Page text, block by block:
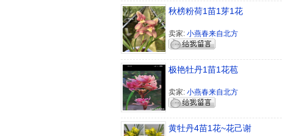
秋榜粉荷1苗1芽1花
卖家: 小燕春来自北方
极艳牡丹1苗1花苞
卖家: 小燕春来自北方
黄牡丹4苗1花~花己谢